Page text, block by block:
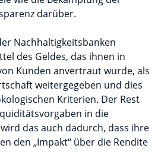
darüber.
Nachhaltigkeitsbanken
des Geldes, das ihnen in
Kunden anvertraut wurde, als
weitergegeben und dies
Kriterien. Der Rest
in die
das auch dadurch, dass ihre
den „Impakt“ über die Rendite